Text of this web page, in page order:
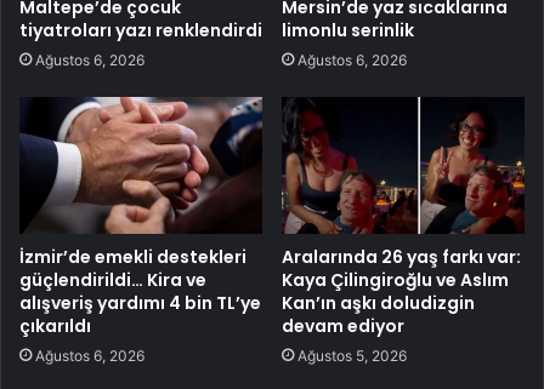
Maltepe’de çocuk
tiyatroları yazı renklendirdi
Ağustos 6, 2026
Mersin’de yaz sıcaklarına
limonlu serinlik
Ağustos 6, 2026
İzmir’de emekli destekleri
güçlendirildi… Kira ve
alışveriş yardımı 4 bin TL’ye
çıkarıldı
Ağustos 6, 2026
Aralarında 26 yaş farkı var:
Kaya Çilingiroğlu ve Aslım
Kan’ın aşkı doludizgin
devam ediyor
Ağustos 5, 2026